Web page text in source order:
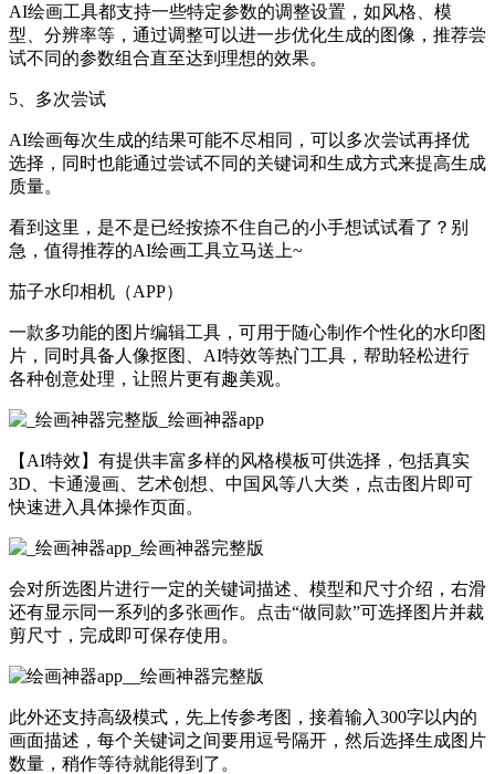
AI绘画工具都支持一些特定参数的调整设置，如风格、模
型、分辨率等，通过调整可以进一步优化生成的图像，推荐尝
试不同的参数组合直至达到理想的效果。
5、多次尝试
AI绘画每次生成的结果可能不尽相同，可以多次尝试再择优
选择，同时也能通过尝试不同的关键词和生成方式来提高生成
质量。
看到这里，是不是已经按捺不住自己的小手想试试看了？别
急，值得推荐的AI绘画工具立马送上~
茄子水印相机（APP）
一款多功能的图片编辑工具，可用于随心制作个性化的水印图
片，同时具备人像抠图、AI特效等热门工具，帮助轻松进行
各种创意处理，让照片更有趣美观。
【AI特效】有提供丰富多样的风格模板可供选择，包括真实
3D、卡通漫画、艺术创想、中国风等八大类，点击图片即可
快速进入具体操作页面。
会对所选图片进行一定的关键词描述、模型和尺寸介绍，右滑
还有显示同一系列的多张画作。点击“做同款”可选择图片并裁
剪尺寸，完成即可保存使用。
此外还支持高级模式，先上传参考图，接着输入300字以内的
画面描述，每个关键词之间要用逗号隔开，然后选择生成图片
数量，稍作等待就能得到了。